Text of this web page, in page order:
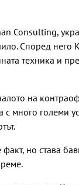
Consulting,
Според него
техника и
на
много големи
но става